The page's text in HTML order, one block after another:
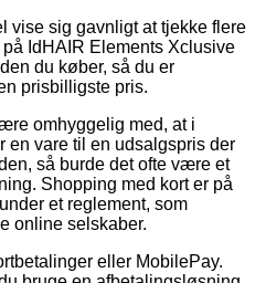
vise sig gavnligt at tjekke flere
IdHAIR Elements Xclusive
du køber, så du er
prisbilligste pris.
omhyggelig med, at i
vare til en udsalgspris der
så burde det ofte være et
Shopping med kort er på
et reglement, som
online selskaber.
eller MobilePay.